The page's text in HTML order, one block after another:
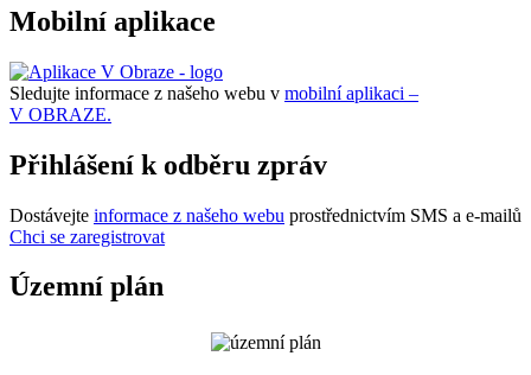
Mobilní aplikace
Sledujte informace z našeho webu v mobilní aplikaci –
V OBRAZE.
Přihlášení k odběru zpráv
Dostávejte informace z našeho webu prostřednictvím SMS a e-mailů
Chci se zaregistrovat
Územní plán